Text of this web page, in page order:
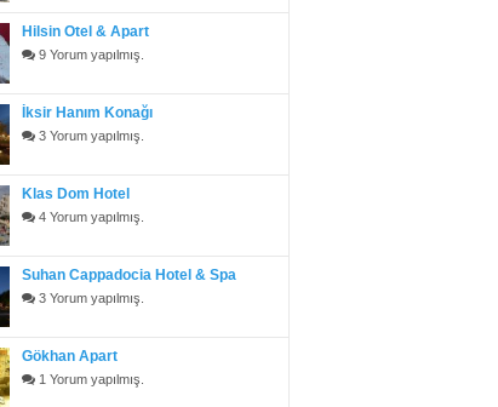
Hilsin Otel & Apart
9 Yorum yapılmış.
İksir Hanım Konağı
3 Yorum yapılmış.
Klas Dom Hotel
4 Yorum yapılmış.
Suhan Cappadocia Hotel & Spa
3 Yorum yapılmış.
Gökhan Apart
1 Yorum yapılmış.